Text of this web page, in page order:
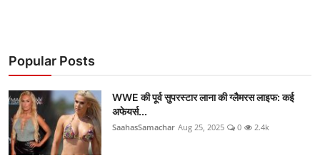
Popular Posts
WWE की पूर्व सुपरस्टार लाना की ग्लैमरस लाइफ: कई
अफेयर्स...
SaahasSamachar Aug 25, 2025 0 2.4k